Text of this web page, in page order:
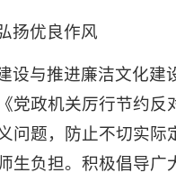
扬优良作风
设与推进廉洁文化
党政机关厉行节约
问题，防止不切实
生负担。积极倡导